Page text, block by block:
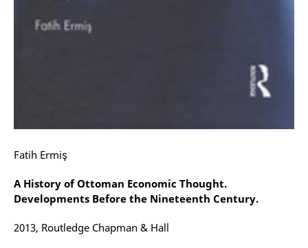
Fatih Ermiş
A History of Ottoman Economic Thought.
Developments Before the Nineteenth Century.
2013, Routledge Chapman & Hall